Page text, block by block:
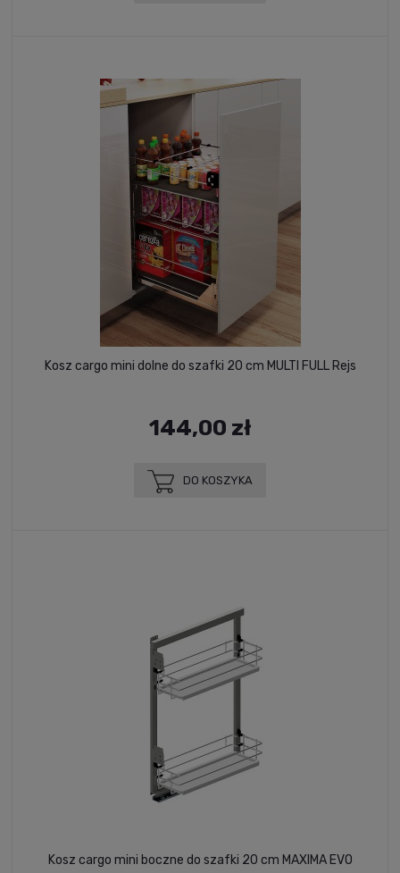
Kosz cargo mini dolne do szafki 20 cm MULTI FULL Rejs
144,00 zł
DO KOSZYKA
Kosz cargo mini boczne do szafki 20 cm MAXIMA EVO